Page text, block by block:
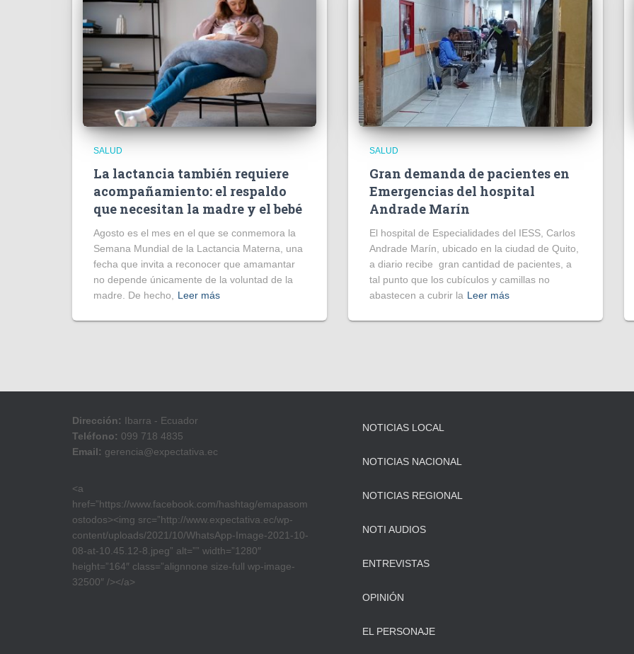
SALUD
La lactancia también requiere
acompañamiento: el respaldo
que necesitan la madre y el bebé
Agosto es el mes en el que se conmemora la
Semana Mundial de la Lactancia Materna, una
fecha que invita a reconocer que amamantar
no depende únicamente de la voluntad de la
madre. De hecho,
Leer más
SALUD
Gran demanda de pacientes en
Emergencias del hospital
Andrade Marín
El hospital de Especialidades del IESS, Carlos
Andrade Marín, ubicado en la ciudad de Quito,
a diario recibe gran cantidad de pacientes, a
tal punto que los cubículos y camillas no
abastecen a cubrir la Leer más
Dirección: Ibarra - Ecuador
Teléfono: 099 718 4835
Email: gerencia@expectativa.ec
<a
href=”https://www.facebook.com/hashtag/emapasom
ostodos><img src=”http://www.expectativa.ec/wp-
content/uploads/2021/10/WhatsApp-Image-2021-10-
08-at-10.45.12-8.jpeg” alt=”” width=”1280″
height=”164″ class=”alignnone size-full wp-image-
32500″ /></a>
NOTICIAS LOCAL
NOTICIAS NACIONAL
NOTICIAS REGIONAL
NOTI AUDIOS
ENTREVISTAS
OPINIÓN
EL PERSONAJE